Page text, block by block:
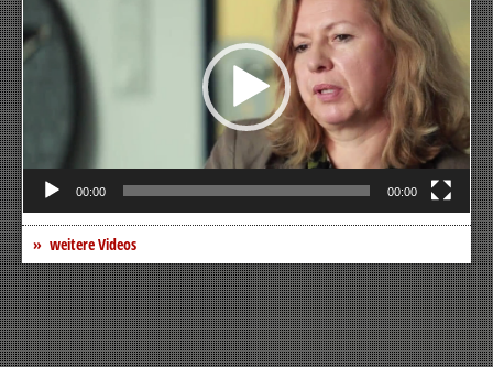
00:00 00:00
weitere Videos